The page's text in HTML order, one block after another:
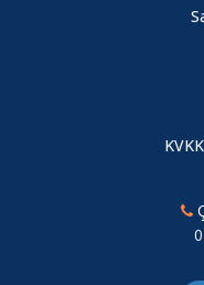
Hizmet İçi Eğitim